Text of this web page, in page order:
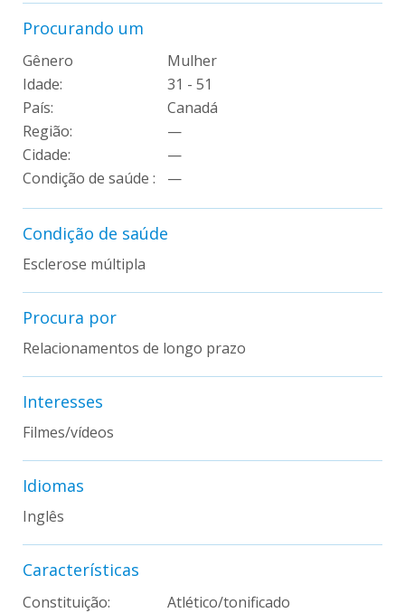
Procurando um
Gênero
Mulher
Idade:
31 - 51
País:
Canadá
Região:
—
Cidade:
—
Condição de saúde :
—
Condição de saúde
Esclerose múltipla
Procura por
Relacionamentos de longo prazo
Interesses
Filmes/vídeos
Idiomas
Inglês
Características
Constituição: Atlético/tonificado